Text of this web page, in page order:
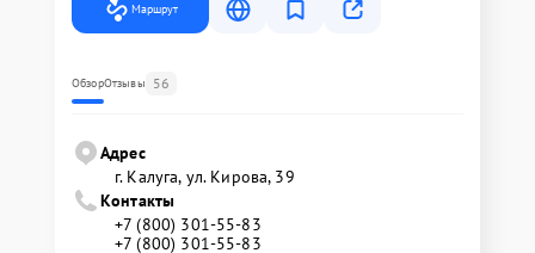
Маршрут
ОбзорОтзывы 56
Адрес
г. Калуга, ул. Кирова, 39
Контакты
+7 (800) 301-55-83
+7 (800) 301-55-83